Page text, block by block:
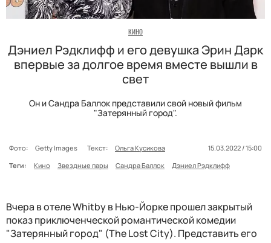
КИНО
Дэниел Рэдклифф и его девушка Эрин Дарк
впервые за долгое время вместе вышли в
свет
Он и Сандра Баллок представили свой новый фильм
"Затерянный город".
Фото: Getty Images Текст: Ольга Кусикова
15.03.2022 / 15:00
Теги:
Кино Звездные пары Сандра Баллок Дэниел Рэдклифф
Вчера в отеле Whitby в Нью-Йорке прошел закрытый
показ приключенческой романтической комедии
"Затерянный город" (The Lost City). Представить его